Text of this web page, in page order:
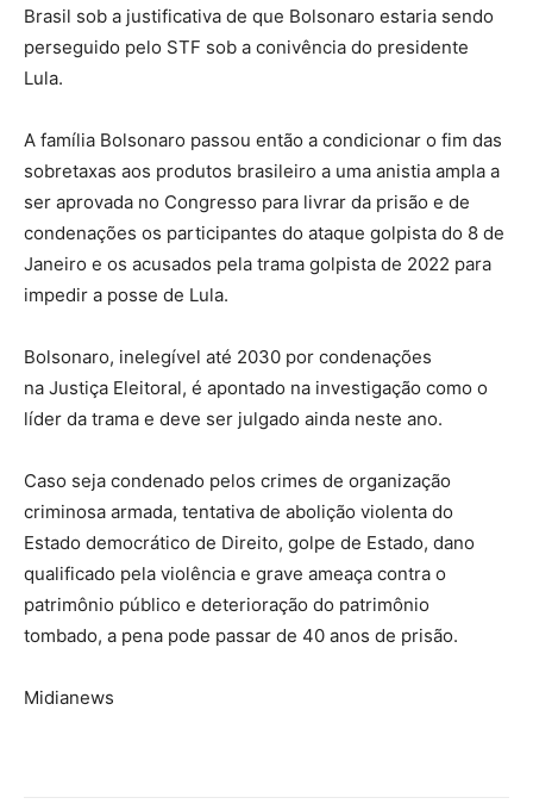
Brasil sob a justificativa de que Bolsonaro estaria sendo
perseguido pelo STF sob a conivência do presidente
Lula.
A família Bolsonaro passou então a condicionar o fim das
sobretaxas aos produtos brasileiro a uma anistia ampla a
ser aprovada no Congresso para livrar da prisão e de
condenações os participantes do ataque golpista do 8 de
Janeiro e os acusados pela trama golpista de 2022 para
impedir a posse de Lula.
Bolsonaro, inelegível até 2030 por condenações
na Justiça Eleitoral, é apontado na investigação como o
líder da trama e deve ser julgado ainda neste ano.
Caso seja condenado pelos crimes de organização
criminosa armada, tentativa de abolição violenta do
Estado democrático de Direito, golpe de Estado, dano
qualificado pela violência e grave ameaça contra o
patrimônio público e deterioração do patrimônio
tombado, a pena pode passar de 40 anos de prisão.
Midianews